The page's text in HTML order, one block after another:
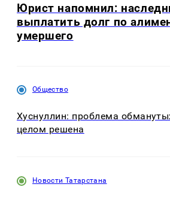
Юрист напомнил:
выплатить долг по
умершего
Общество
Хуснуллин: проблема
целом решена
Новости Татарстана